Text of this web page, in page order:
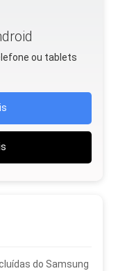
ou tablets
do Samsung